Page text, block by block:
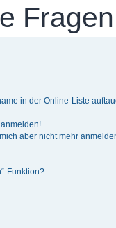
Fragen
in der Online-Liste
aber nicht mehr
Funktion?